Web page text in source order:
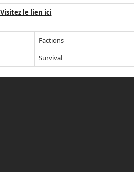
Visitez le lien ici
Factions
Survival